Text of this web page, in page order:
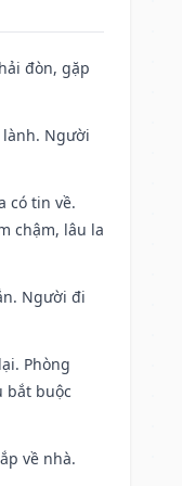
đòn, gặp
lành. Người
có tin về.
chậm, lâu la
Người đi
Phòng
bắt buộc
về nhà.